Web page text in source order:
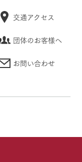
交通アクセス
団体のお客様へ
お問い合わせ